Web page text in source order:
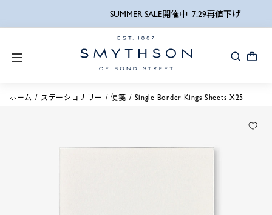
SUMMER SALE開催中_7.29再値下げ
ホーム ステーショナリー 便箋 Single Border Kings Sheets X25